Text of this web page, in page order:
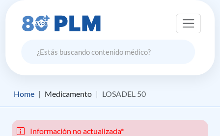
Home Medicamento LOSADEL 50
Información no actualizada*